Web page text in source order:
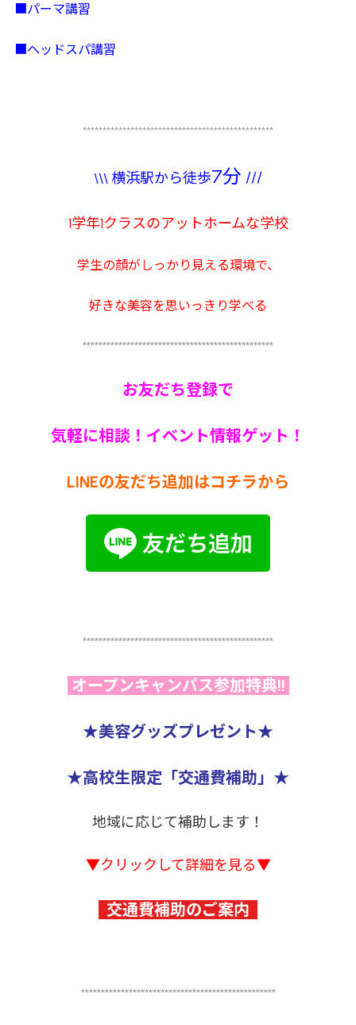
■パーマ講習
■ヘッドスパ講習
************************************************
\\\ 横浜駅から徒歩7分 ///
1学年1クラスのアットホームな学校
学生の顏がしっかり見える環境で、
好きな美容を思いっきり学べる
************************************************
お友だち登録で
気軽に相談！イベント情報ゲット！
LINEの友だち追加はコチラから
************************************************
オープンキャンパス参加特典!!
★美容グッズプレゼント★
★高校生限定「交通費補助」★
地域に応じて補助します！
▼クリックして詳細を見る▼
交通費補助のご案内
*************************************************